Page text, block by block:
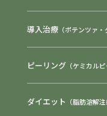
導入治療 （ポテンツァ
ピーリング （ケミカル
ダイエット （脂肪溶解